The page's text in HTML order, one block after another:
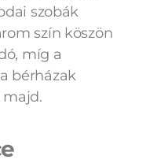
szobák
szín köszön
míg a
bérházak